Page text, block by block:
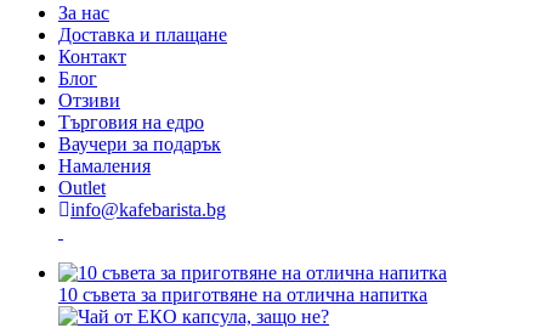
За нас
Доставка и плащане
Контакт
Блог
Отзиви
Търговия на едро
Ваучери за подарък
Намаления
Outlet
info@kafebarista.bg
10 съвета за приготвяне на отлична напитка